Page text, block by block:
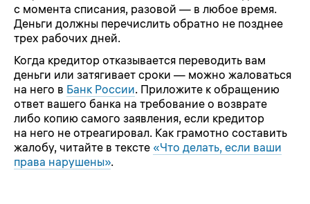
с момента списания, разовой — в любое время.
Деньги должны перечислить обратно не позднее
трех рабочих дней.
Когда кредитор отказывается переводить вам
деньги или затягивает сроки — можно жаловаться
на него в Банк России. Приложите к обращению
ответ вашего банка на требование о возврате
либо копию самого заявления, если кредитор
на него не отреагировал. Как грамотно составить
жалобу, читайте в тексте «Что делать, если ваши
права нарушены».